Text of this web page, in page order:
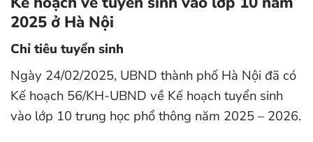
2025 ở Hà Nội
Chỉ tiêu tuyển sinh
Ngày 24/02/2025, UBND thành phố Hà Nội đã có
Kế hoạch 56/KH-UBND về Kế hoạch tuyển sinh
vào lớp 10 trung học phổ thông năm 2025 – 2026.